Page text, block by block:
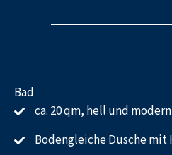
Bad
ca. 20 qm, hell und
Bodengleiche Dusche